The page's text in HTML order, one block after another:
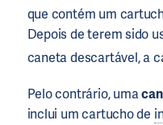
que contém um
Depois de terem sido
caneta descartável, a
Pelo contrário, uma
inclui um cartucho de